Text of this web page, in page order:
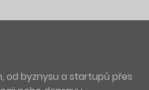
od byznysu a startupů přes